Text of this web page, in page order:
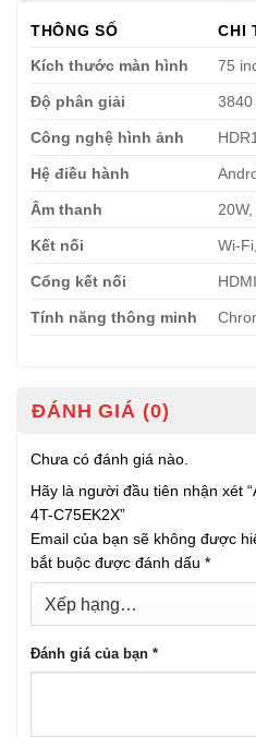
THÔNG SỐ
CHI
Kích thước màn hình
75
Độ phân giải 3840
Công nghệ hình ảnh
Hệ điều hành
Âm thanh
Kết nối Wi-
Cổng kết nối
Tính năng thông minh
ĐÁNH GIÁ (0)
Chưa có đánh giá nào.
Hãy là người đầu tiên nhận xét
4T-C75EK2X”
Email của bạn sẽ không được
bắt buộc được đánh dấu *
Đánh giá của bạn *